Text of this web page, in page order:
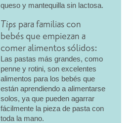
queso y mantequilla sin lactosa.
Tips para familias con
bebés que empiezan a
comer alimentos sólidos:
Las pastas más grandes, como
penne y rotini, son excelentes
alimentos para los bebés que
están aprendiendo a alimentarse
solos, ya que pueden agarrar
fácilmente la pieza de pasta con
toda la mano.